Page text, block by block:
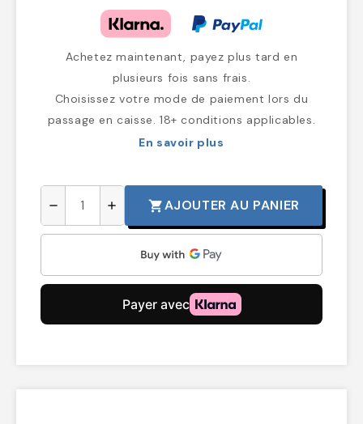
Achetez maintenant, payez plus tard en
plusieurs fois sans frais.
Choisissez votre mode de paiement lors du
passage en caisse. 18+ conditions applicables.
En savoir plus
remove add shopping_cartAJOUTER AU PANIER